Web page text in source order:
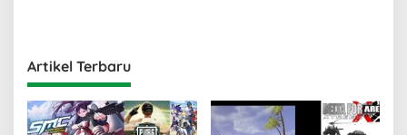
Artikel Terbaru